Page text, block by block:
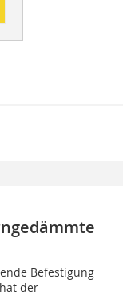
Befestigung
der